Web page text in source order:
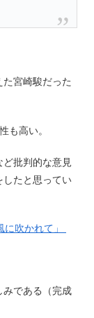
た宮崎駿だった
も高い。
批判的な意見
したと思ってい
に吹かれて」
みである（完成